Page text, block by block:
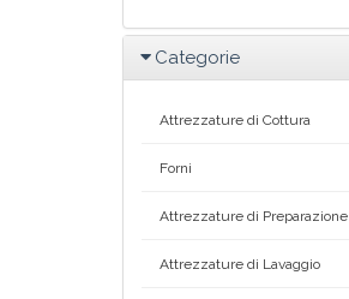
Categorie
Attrezzature di Cottura
Forni
Attrezzature di Preparazione
Attrezzature di Lavaggio